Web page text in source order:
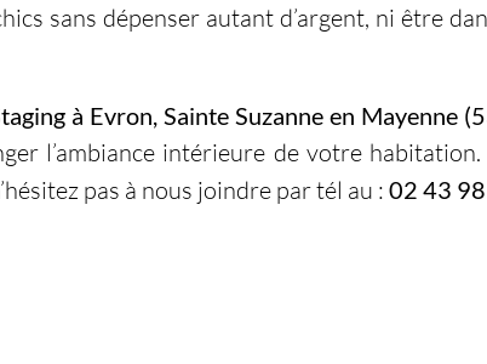
sans dépenser autant d’argent, ni être
à Evron, Sainte Suzanne en Mayenne
l’ambiance intérieure de votre
pas à nous joindre par tél au : 02 43